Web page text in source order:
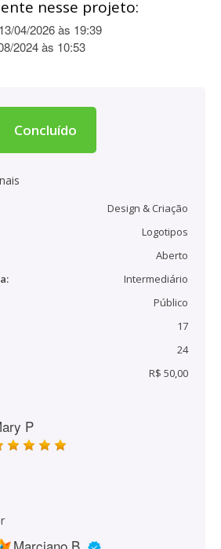
nesse projeto:
13/04/2026 às 19:39
2024 às 10:53
Concluído
Design & Criação
Logotipos
Aberto
Intermediário
Público
17
24
R$ 50,00
P